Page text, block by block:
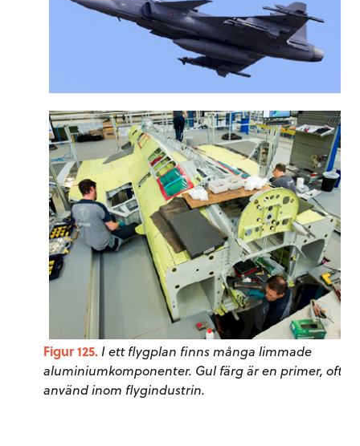
Figur 125.I ett flygplan finns många limmade
aluminiumkomponenter. Gul färg är en primer, ofta
använd inom flygindustrin.